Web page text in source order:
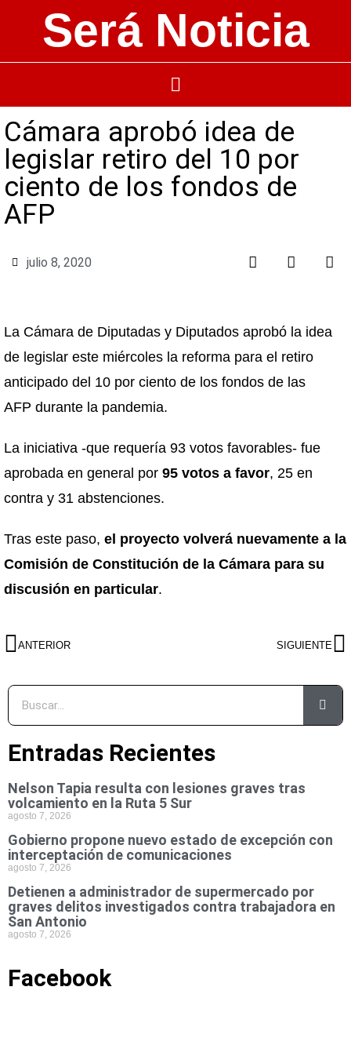
Será Noticia
Cámara aprobó idea de
legislar retiro del 10 por
ciento de los fondos de
AFP
julio 8, 2020
La Cámara de Diputadas y Diputados aprobó la idea
de legislar este miércoles la reforma para el retiro
anticipado del 10 por ciento de los fondos de las
AFP durante la pandemia.
La iniciativa -que requería 93 votos favorables- fue
aprobada en general por 95 votos a favor, 25 en
contra y 31 abstenciones.
Tras este paso, el proyecto volverá nuevamente a la
Comisión de Constitución de la Cámara para su
discusión en particular.
ANTERIOR SIGUIENTE
Entradas Recientes
Nelson Tapia resulta con lesiones graves tras
volcamiento en la Ruta 5 Sur
agosto 7, 2026
Gobierno propone nuevo estado de excepción con
interceptación de comunicaciones
agosto 7, 2026
Detienen a administrador de supermercado por
graves delitos investigados contra trabajadora en
San Antonio
agosto 7, 2026
Facebook